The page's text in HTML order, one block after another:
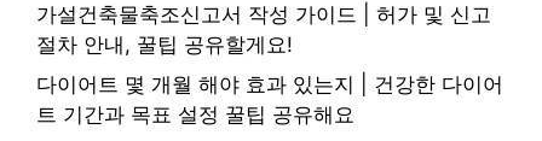
가설건축물축조신고서 작성 가이드 | 허가 및 신고
절차 안내, 꿀팁 공유할게요!
다이어트 몇 개월 해야 효과 있는지 | 건강한 다이어
트 기간과 목표 설정 꿀팁 공유해요